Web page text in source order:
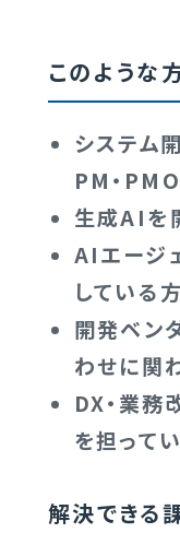
このような
システム
PM・
生成AIを
AIエージ
している方
開発ベン
わせに関
DX・業
を担って
解決できる